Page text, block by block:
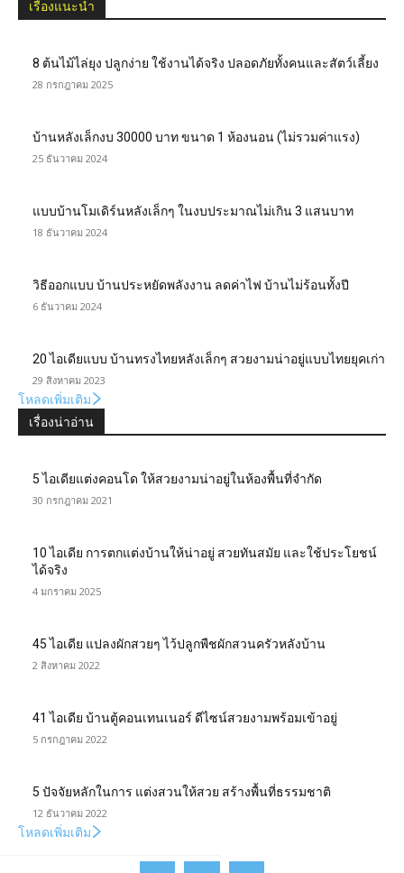
เรื่องแนะนำ
8 ต้นไม้ไล่ยุง ปลูกง่าย ใช้งานได้จริง ปลอดภัยทั้งคนและสัตว์เลี้ยง
28 กรกฎาคม 2025
บ้านหลังเล็กงบ 30000 บาท ขนาด 1 ห้องนอน (ไม่รวมค่าแรง)
25 ธันวาคม 2024
แบบบ้านโมเดิร์นหลังเล็กๆ ในงบประมาณไม่เกิน 3 แสนบาท
18 ธันวาคม 2024
วิธีออกแบบ บ้านประหยัดพลังงาน ลดค่าไฟ บ้านไม่ร้อนทั้งปี
6 ธันวาคม 2024
20 ไอเดียแบบ บ้านทรงไทยหลังเล็กๆ สวยงามน่าอยู่แบบไทยยุคเก่า
29 สิงหาคม 2023
โหลดเพิ่มเติม
เรื่องน่าอ่าน
5 ไอเดียแต่งคอนโด ให้สวยงามน่าอยู่ในห้องพื้นที่จำกัด
30 กรกฎาคม 2021
10 ไอเดีย การตกแต่งบ้านให้น่าอยู่ สวยทันสมัย และใช้ประโยชน์
ได้จริง
4 มกราคม 2025
45 ไอเดีย แปลงผักสวยๆ ไว้ปลูกพืชผักสวนครัวหลังบ้าน
2 สิงหาคม 2022
41 ไอเดีย บ้านตู้คอนเทนเนอร์ ดีไซน์สวยงามพร้อมเข้าอยู่
5 กรกฎาคม 2022
5 ปัจจัยหลักในการ แต่งสวนให้สวย สร้างพื้นที่ธรรมชาติ
12 ธันวาคม 2022
โหลดเพิ่มเติม